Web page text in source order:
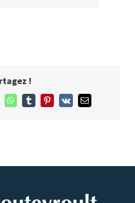
!
WhatsApp
Tumblr Pinterest
Vk Email